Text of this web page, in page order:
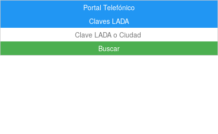
Portal Telefónico
Claves LADA
Buscar